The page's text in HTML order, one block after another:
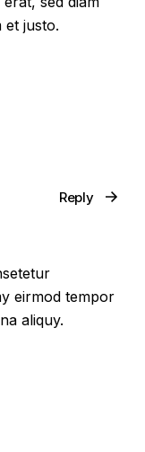
et justo.
eirmod tempor
aliquy.
Reply